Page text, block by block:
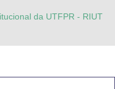
da UTFPR - RIUT